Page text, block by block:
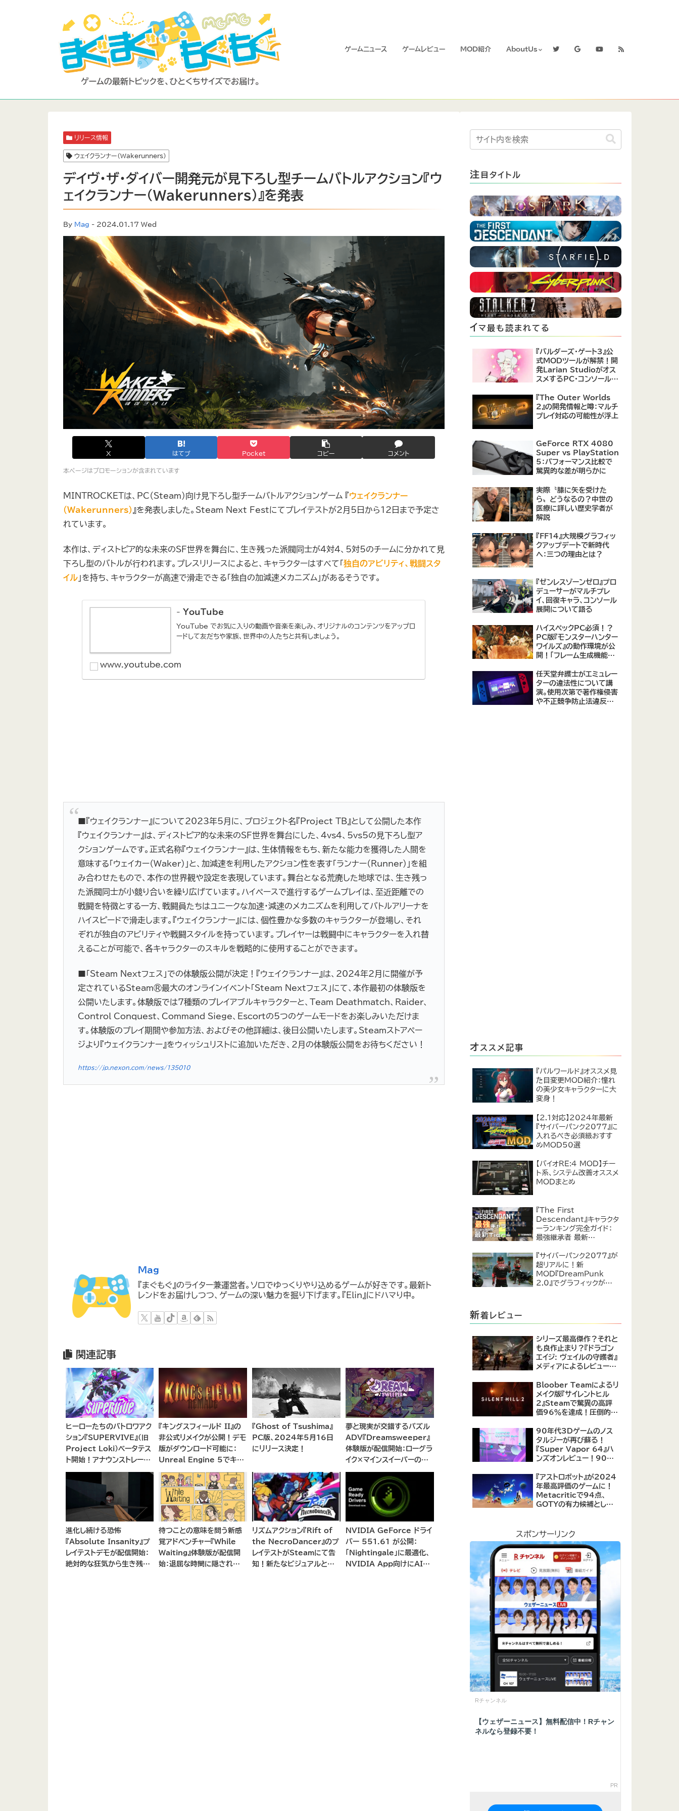
ゲームニュース ゲームレビュー MOD紹介 AboutUs
リリース情報
ウェイクランナー（Wakerunners）
デイヴ・ザ・ダイバー開発元が見下ろし型チームバトルアクション『ウ
ェイクランナー（Wakerunners）』を発表
By Mag - 2024.01.17 Wed
X はてブ Pocket コピー コメント
本ページはプロモーションが含まれています
MINTROCKETは、PC（Steam）向け見下ろし型チームバトルアクションゲーム 『ウェイクランナー
（Wakerunners） 』を発表しました。Steam Next Festにてプレイテストが2月5日から12日まで予定さ
れています。
本作は、ディストピア的な未来のSF世界を舞台に、生き残った派閥同士が4対4、5対5のチームに分かれて見
下ろし型のバトルが行われます。プレスリリースによると、キャラクターはすべて「 独自のアビリティ、戦闘スタ
イル」を持ち、キャラクターが高速で滑走できる「独自の加減速メカニズム」があるそうです。
- YouTube
YouTube でお気に入りの動画や音楽を楽しみ、オリジナルのコンテンツをアップロ
ードして友だちや家族、世界中の人たちと共有しましょう。
www.youtube.com
■『ウェイクランナー』について2023年5月に、プロジェクト名『Project TB』として公開した本作
『ウェイクランナー』は、ディストピア的な未来のSF世界を舞台にした、4vs4、5vs5の見下ろし型ア
クションゲームです。正式名称『ウェイクランナー』は、生体情報をもち、新たな能力を獲得した人間を
意味する「ウェイカー（Waker）」と、加減速を利用したアクション性を表す「ランナー（Runner）」を組
み合わせたもので、本作の世界観や設定を表現しています。舞台となる荒廃した地球では、生き残っ
た派閥同士が小競り合いを繰り広げています。ハイペースで進行するゲームプレイは、至近距離での
戦闘を特徴とする一方、戦闘員たちはユニークな加速・減速のメカニズムを利用してバトルアリーナを
ハイスピードで滑走します。『ウェイクランナー』には、個性豊かな多数のキャラクターが登場し、それ
ぞれが独自のアビリティや戦闘スタイルを持っています。プレイヤーは戦闘中にキャラクターを入れ替
えることが可能で、各キャラクターのスキルを戦略的に使用することができます。
■「Steam Nextフェス」での体験版公開が決定！『ウェイクランナー』は、2024年2月に開催が予
定されているSteam®最大のオンラインイベント「Steam Nextフェス」にて、本作最初の体験版を
公開いたします。体験版では7種類のプレイアブルキャラクターと、Team Deathmatch、Raider、
Control Conquest、Command Siege、Escortの5つのゲームモードをお楽しみいただけま
す。体験版のプレイ期間や参加方法、およびその他詳細は、後日公開いたします。Steamストアペー
ジより『ウェイクランナー』をウィッシュリストに追加いただき、2月の体験版公開をお待ちください！
https://jp.nexon.com/news/135010
Mag
『まぐもぐ』のライター兼運営者。ソロでゆっくりやり込めるゲームが好きです。最新ト
レンドをお届けしつつ、ゲームの深い魅力を掘り下げます。『Elin』にドハマり中。
関連記事
ヒーローたちのバトロワアク
ション『SUPERVIVE』（旧
Project Loki）ベータテス
ト開始！アナウンストレーラ
ーが公開
『キングスフィールド II』の
非公式リメイクが公開！デモ
版がダウンロード可能に：
Unreal Engine 5でキン
グスフィールドの“完全再
現”を目指す
『Ghost of Tsushima』
PC版、2024年5月16日
にリリース決定！
夢と現実が交錯するパズル
ADV『Dreamsweeper』
体験版が配信開始：ローグラ
イク×マインスイーパーの巧
みな融合
進化し続ける恐怖
『Absolute Insanity』プ
レイテストデモが配信開始：
絶対的な狂気から生き残れ
待つことの意味を問う新感
覚アドベンチャー『While
Waiting』体験版が配信開
始：退屈な時間に隠された
リズムアクション『Rift of
the NecroDancer』のプ
レイテストがSteamにて告
知！新たなビジュアルとゲ
NVIDIA GeForce ドライ
バー 551.61 が公開：
「Nightingale」に最適化、
NVIDIA App向けにAI機
注 目タイトル
イマ最も読まれてる
『バルダーズ・ゲート3』公
式MODツールが解禁！開
発Larian Studioがオス
スメするPC・コンソール向
『The Outer Worlds
2』の開発情報と噂：マルチ
プレイ対応の可能性が浮上
GeForce RTX 4080
Super vs PlayStation
5：パフォーマンス比較で
驚異的な差が明らかに
実際〝膝に矢を受けた
ら〟どうなるの？中世の
医療に詳しい歴史学者が
解説
『FF14』大規模グラフィッ
クアップデートで新時代
へ：三つの理由とは？
『ゼンレスゾーンゼロ』プロ
デューサーがマルチプレ
イ、回復キャラ、コンソール
展開について語る
ハイスペックPC必須！？
PC版『モンスターハンター
ワイルズ』の動作環境が公
開！「フレーム生成機能を
のは無理がある」との声も
任天堂弁護士がエミュレー
ターの違法性について講
演。使用次第で著作権侵害
や不正競争防止法違反に
オ ススメ記事
『パルワールド』オススメ見
た目変更MOD紹介：憧れ
の美少女キャラクターに大
変身！
【2.1対応】2024年最新
『サイバーパンク2077』に
入れるべき必須級おすす
めMOD50選
【バイオRE:4 MOD】チー
ト系、システム改善オススメ
MODまとめ
『The First
Descendant』キャラクタ
ーランキング完全ガイド：
最強継承者 最新
『サイバーパンク2077』が
超リアルに！新
MOD『DreamPunk
2.0』でグラフィックが恐ろ
新着レビュー
シリーズ最高傑作？それと
も良作止まり？『ドラゴン
エイジ: ヴェイルの守護者』
メディアによるレビューが
ラクター育成システムは好
評、戦闘システムは賛否あ
り
Bloober Teamによるリ
メイク版『サイレントヒル
2』Steamで驚異の高評
価96％を達成！圧倒的な
の復活
90年代3Dゲームのノス
タルジーが再び蘇る！
『Super Vapor 64』ハ
ンズオンレビュー！90年
再現したノスタルジックア
クション
『アストロボット』が2024
年最高評価のゲームに！
Metacriticで94点、
GOTYの有力候補として
スポンサーリンク